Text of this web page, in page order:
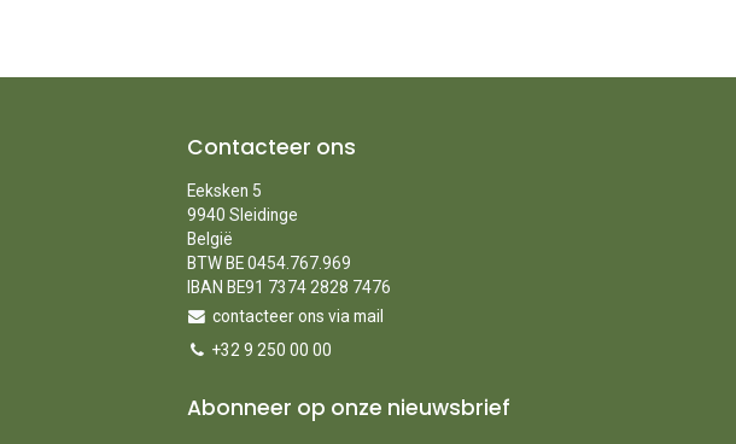
Contacteer ons
Eeksken 5
9940 Sleidinge
België
BTW BE 0454.767.969
IBAN BE91 7374 2828 7476
contacteer ons via mail
+32 9 250 00 00
Abonneer op onze nieuwsbrief